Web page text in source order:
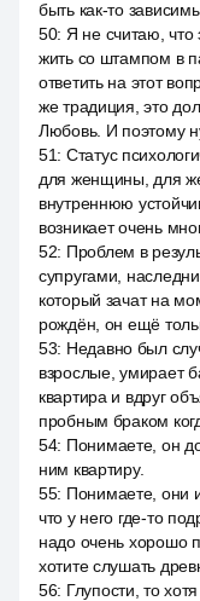
быть как-то
50: Я не считаю, что
жить со штампом в
ответить на этот
же традиция, это
Любовь. И поэтому
51: Статус
для женщины, для
внутреннюю
возникает очень
52: Проблем в
супругами,
который зачат на
рождён, он ещё
53: Недавно был
взрослые, умирает
квартира и вдруг
пробным браком
54: Понимаете, он
ним квартиру.
55: Понимаете, они
что у него где-то
надо очень хорошо
хотите слушать
56: Глупости, то